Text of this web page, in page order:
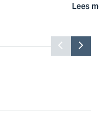
Lees
Toon
vorige